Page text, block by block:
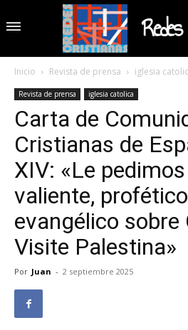
Inicio Revista de prensa iglesia
Revista de prensa iglesia catolica
Carta de
Cristianas de
XIV: «Le
valiente,
evangélico sobre
Visite Palestina»
Por Juan - 2 septiembre 2025